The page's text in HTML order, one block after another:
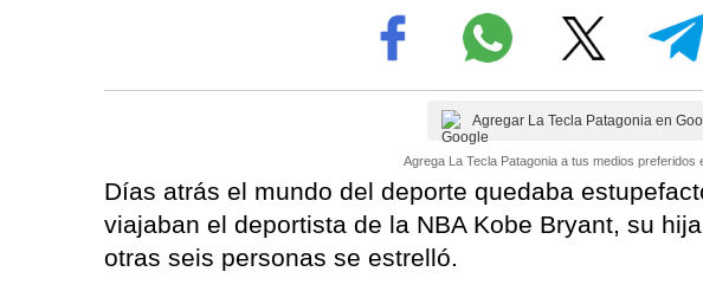
Agregar La Tecla Patagonia en
Agrega La Tecla Patagonia a tus medios preferidos
Días atrás el mundo del deporte quedaba
viajaban el deportista de la NBA Kobe Bryant, su
otras seis personas se estrelló.